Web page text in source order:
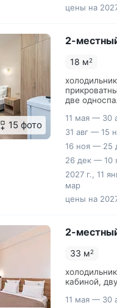
цены на
15 фото
2-
18 м2
две
11 мая — 30
31 авг — 15
16 ноя — 25
26 дек — 10
2027 г., 11
мар
цены на
2-
33 м2
кабиной,
11 мая — 30